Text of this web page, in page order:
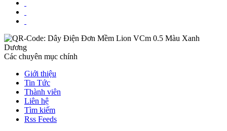
Các chuyên mục chính
Giới thiệu
Tin Tức
Thành viên
Liên hệ
Tìm kiếm
Rss Feeds